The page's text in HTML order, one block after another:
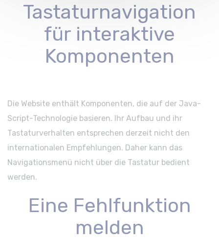
Tastaturnavigation
für interaktive
Komponenten
Die Website enthält Komponenten, die auf der Java-
Script-Technologie basieren. Ihr Aufbau und ihr
Tastaturverhalten entsprechen derzeit nicht den
internationalen Empfehlungen. Daher kann das
Navigationsmenü nicht über die Tastatur bedient
werden.
Eine Fehlfunktion
melden